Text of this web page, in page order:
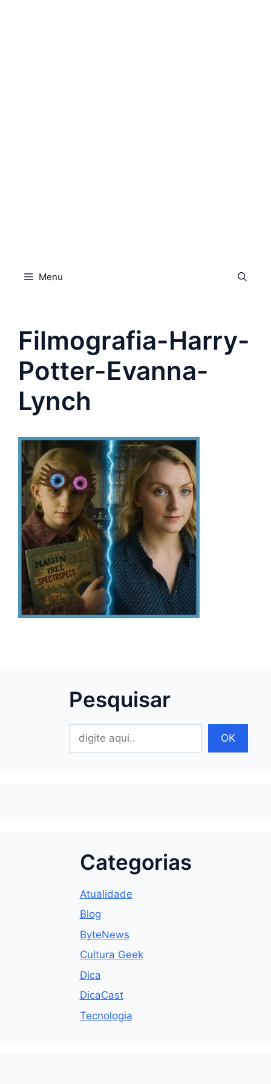
Menu
Filmografia-Harry-
Potter-Evanna-
Lynch
Pesquisar
OK
Categorias
Atualidade
Blog
ByteNews
Cultura Geek
Dica
DicaCast
Tecnologia